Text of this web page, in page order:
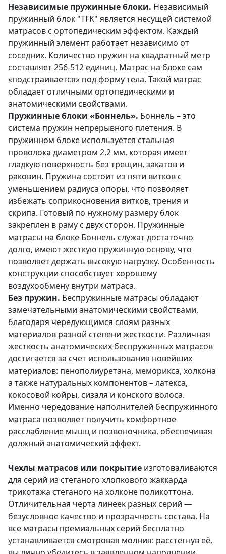
Независимые пружинные блоки. Независимый
пружинный блок "TFK" является несущей системой
матрасов с ортопедическим эффектом. Каждый
пружинный элемент работает независимо от
соседних. Количество пружин на квадратный метр
составляет 256-512 единиц. Матрас на блоке сам
«подстраивается» под форму тела. Такой матрас
обладает отличными ортопедическими и
анатомическими свойствами.
Пружинные блоки «Боннель». Боннель – это
система пружин непрерывного плетения. В
пружинном блоке используется стальная
проволока диаметром 2,2 мм, которая имеет
гладкую поверхность без трещин, закатов и
раковин. Пружина состоит из пяти витков с
уменьшением радиуса опоры, что позволяет
избежать соприкосновения витков, трения и
скрипа. Готовый по нужному размеру блок
закреплен в раму с двух сторон. Пружинные
матрасы на блоке Боннель служат достаточно
долго, имеют жесткую пружинную основу, что
позволяет держать высокую нагрузку. Особенность
конструкции способствует хорошему
воздухообмену внутри матраса.
Без пружин. Беспружинные матрасы обладают
замечательными анатомическими свойствами,
благодаря чередующимся слоям разных
материалов разной степени жесткости. Различная
жесткость анатомических беспружинных матрасов
достигается за счет использования новейших
материалов: пенополиуретана, меморикса, холкона
а также натуральных компонентов – латекса,
кокосовой койры, сизаля и конского волоса.
Именно чередование наполнителей беспружинного
матраса позволяет получить комфортное
расслабление мышц и позвоночника, обеспечивая
должный анатомический эффект.
Чехлы матрасов или покрытие изготоваливаются
для серий из стеганого хлопкового жаккарда
трикотажа стеганого на холконе поликоттона.
Отличительная черта линеек разных серий —
безусловное качество и прозрачность состава. На
все матрасы премиальных серий бесплатно
устанавливается смотровая молния: расстегнув её,